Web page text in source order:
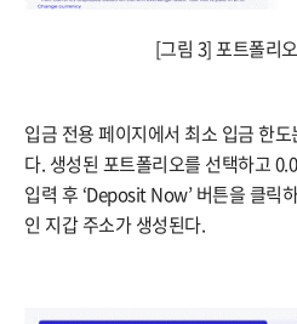
[그림 3] 포트폴리
입금 전용 페이지에서 최소 입금 한
다. 생성된 포트폴리오를 선택하고
입력 후 ‘Deposit Now’ 버튼을 클릭
인 지갑 주소가 생성된다.